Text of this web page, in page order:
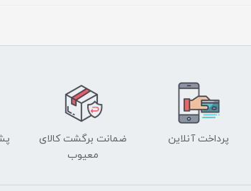
پرداخت آنلاین
ضمانت برگشت کالای
معیوب